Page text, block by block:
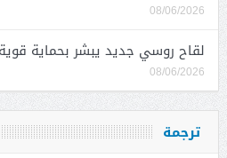
08/06/2026
لقاح روسي جديد يبشر بحماية قوية
08/06/2026
ترجمة